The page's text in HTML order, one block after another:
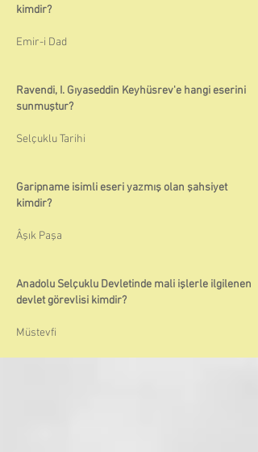
kimdir?
Emir-i Dad
Ravendi, I. Gıyaseddin Keyhüsrev'e hangi eserini
sunmuştur?
Selçuklu Tarihi
Garipname isimli eseri yazmış olan şahsiyet
kimdir?
Âşık Paşa
Anadolu Selçuklu Devletinde mali işlerle ilgilenen
devlet görevlisi kimdir?
Müstevfi